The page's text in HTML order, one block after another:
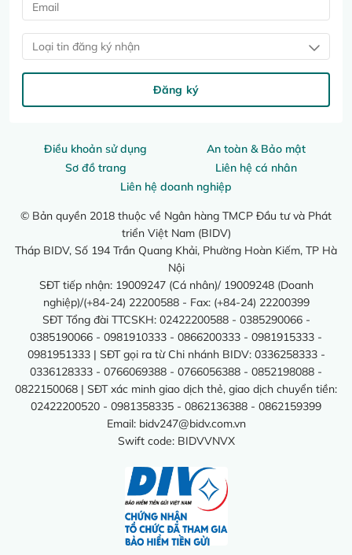
Điều khoản sử dụng
An toàn & Bảo mật
Sơ đồ trang
Liên hệ cá nhân
Liên hệ doanh nghiệp
© Bản quyền 2018 thuộc về Ngân hàng TMCP Đầu tư và Phát
triển Việt Nam (BIDV)
Tháp BIDV, Số 194 Trần Quang Khải, Phường Hoàn Kiếm, TP Hà
Nội
SĐT tiếp nhận: 19009247 (Cá nhân)/ 19009248 (Doanh
nghiệp)/(+84-24) 22200588 - Fax: (+84-24) 22200399
SĐT Tổng đài TTCSKH: 02422200588 - 0385290066 -
0385190066 - 0981910333 - 0866200333 - 0981915333 -
0981951333 | SĐT gọi ra từ Chi nhánh BIDV: 0336258333 -
0336128333 - 0766069388 - 0766056388 - 0852198088 -
0822150068 | SĐT xác minh giao dịch thẻ, giao dịch chuyển tiền:
02422200520 - 0981358335 - 0862136388 - 0862159399
Email: bidv247@bidv.com.vn
Swift code: BIDVVNVX
Loại tin đăng ký nhận
Đăng ký